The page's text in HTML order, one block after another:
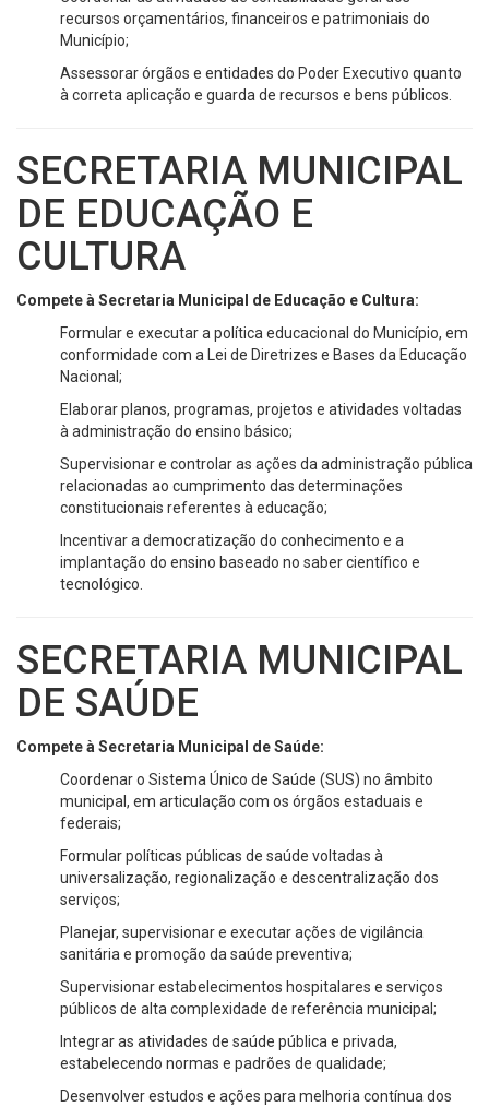
recursos orçamentários, financeiros e patrimoniais do
Município;
Assessorar órgãos e entidades do Poder Executivo quanto
à correta aplicação e guarda de recursos e bens públicos.
SECRETARIA MUNICIPAL
DE EDUCAÇÃO E
CULTURA
Compete à Secretaria Municipal de Educação e Cultura:
Formular e executar a política educacional do Município, em
conformidade com a Lei de Diretrizes e Bases da Educação
Nacional;
Elaborar planos, programas, projetos e atividades voltadas
à administração do ensino básico;
Supervisionar e controlar as ações da administração pública
relacionadas ao cumprimento das determinações
constitucionais referentes à educação;
Incentivar a democratização do conhecimento e a
implantação do ensino baseado no saber científico e
tecnológico.
SECRETARIA MUNICIPAL
DE SAÚDE
Compete à Secretaria Municipal de Saúde:
Coordenar o Sistema Único de Saúde (SUS) no âmbito
municipal, em articulação com os órgãos estaduais e
federais;
Formular políticas públicas de saúde voltadas à
universalização, regionalização e descentralização dos
serviços;
Planejar, supervisionar e executar ações de vigilância
sanitária e promoção da saúde preventiva;
Supervisionar estabelecimentos hospitalares e serviços
públicos de alta complexidade de referência municipal;
Integrar as atividades de saúde pública e privada,
estabelecendo normas e padrões de qualidade;
Desenvolver estudos e ações para melhoria contínua dos